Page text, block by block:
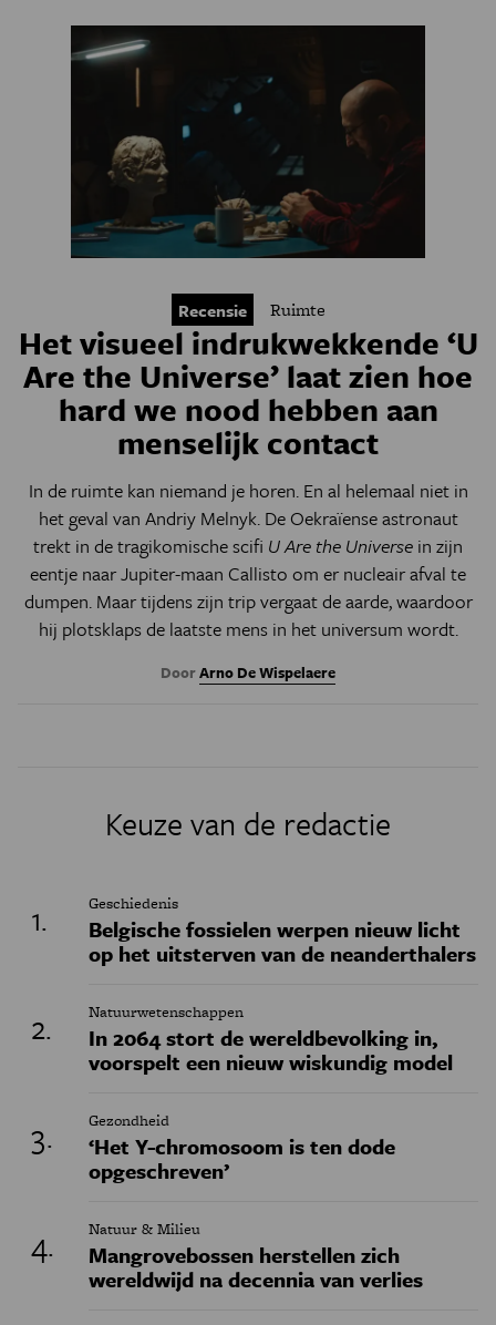
Recensie Ruimte
Het visueel indrukwekkende ‘U
Are the Universe’ laat zien hoe
hard we nood hebben aan
menselijk contact
In de ruimte kan niemand je horen. En al helemaal niet in
het geval van Andriy Melnyk. De Oekraïense astronaut
trekt in de tragikomische scifi U Are the Universe in zijn
eentje naar Jupiter-maan Callisto om er nucleair afval te
dumpen. Maar tijdens zijn trip vergaat de aarde, waardoor
hij plotsklaps de laatste mens in het universum wordt.
DoorArno De Wispelaere
Keuze van de redactie
Geschiedenis
Belgische fossielen werpen nieuw licht
op het uitsterven van de neanderthalers
Natuurwetenschappen
In 2064 stort de wereldbevolking in,
voorspelt een nieuw wiskundig model
Gezondheid
‘Het Y-chromosoom is ten dode
opgeschreven’
Natuur & Milieu
Mangrovebossen herstellen zich
wereldwijd na decennia van verlies